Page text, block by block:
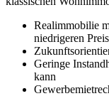
Realimmobilie
niedrigeren
Geringe
kann